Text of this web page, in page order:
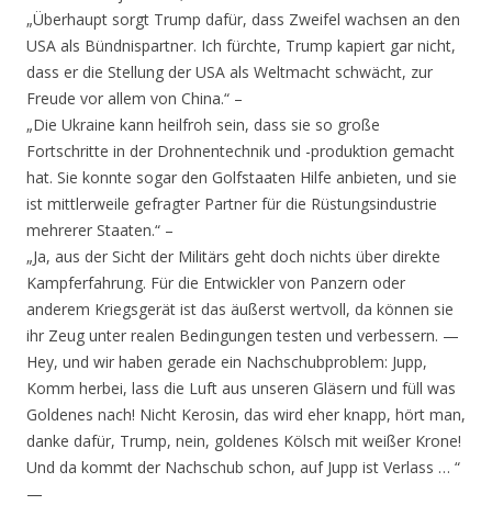
„Überhaupt sorgt Trump dafür, dass Zweifel wachsen an den
USA als Bündnispartner. Ich fürchte, Trump kapiert gar nicht,
dass er die Stellung der USA als Weltmacht schwächt, zur
Freude vor allem von China.“ –
„Die Ukraine kann heilfroh sein, dass sie so große
Fortschritte in der Drohnentechnik und -produktion gemacht
hat. Sie konnte sogar den Golfstaaten Hilfe anbieten, und sie
ist mittlerweile gefragter Partner für die Rüstungsindustrie
mehrerer Staaten.“ –
„Ja, aus der Sicht der Militärs geht doch nichts über direkte
Kampferfahrung. Für die Entwickler von Panzern oder
anderem Kriegsgerät ist das äußerst wertvoll, da können sie
ihr Zeug unter realen Bedingungen testen und verbessern. —
Hey, und wir haben gerade ein Nachschubproblem: Jupp,
Komm herbei, lass die Luft aus unseren Gläsern und füll was
Goldenes nach! Nicht Kerosin, das wird eher knapp, hört man,
danke dafür, Trump, nein, goldenes Kölsch mit weißer Krone!
Und da kommt der Nachschub schon, auf Jupp ist Verlass … “
—